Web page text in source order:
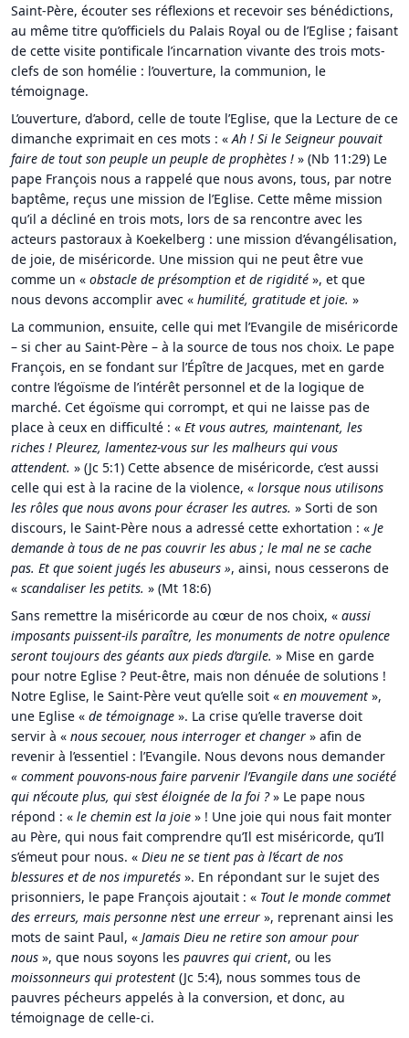
Saint-Père, écouter ses réflexions et recevoir ses bénédictions,
au même titre qu’officiels du Palais Royal ou de l’Eglise ; faisant
de cette visite pontificale l’incarnation vivante des trois mots-
clefs de son homélie : l’ouverture, la communion, le
témoignage.
L’ouverture, d’abord, celle de toute l’Eglise, que la Lecture de ce
dimanche exprimait en ces mots : «Ah ! Si le Seigneur pouvait
faire de tout son peuple un peuple de prophètes ! » (Nb 11:29) Le
pape François nous a rappelé que nous avons, tous, par notre
baptême, reçus une mission de l’Eglise. Cette même mission
qu’il a décliné en trois mots, lors de sa rencontre avec les
acteurs pastoraux à Koekelberg : une mission d’évangélisation,
de joie, de miséricorde. Une mission qui ne peut être vue
comme un « obstacle de présomption et de rigidité », et que
nous devons accomplir avec « humilité, gratitude et joie. »
La communion, ensuite, celle qui met l’Evangile de miséricorde
– si cher au Saint-Père – à la source de tous nos choix. Le pape
François, en se fondant sur l’Épître de Jacques, met en garde
contre l’égoïsme de l’intérêt personnel et de la logique de
marché. Cet égoïsme qui corrompt, et qui ne laisse pas de
place à ceux en difficulté : « Et vous autres, maintenant, les
riches ! Pleurez, lamentez-vous sur les malheurs qui vous
attendent. » (Jc 5:1) Cette absence de miséricorde, c’est aussi
celle qui est à la racine de la violence, « lorsque nous utilisons
les rôles que nous avons pour écraser les autres. » Sorti de son
discours, le Saint-Père nous a adressé cette exhortation : « Je
demande à tous de ne pas couvrir les abus ; le mal ne se cache
pas. Et que soient jugés les abuseurs », ainsi, nous cesserons de
« scandaliser les petits. » (Mt 18:6)
Sans remettre la miséricorde au cœur de nos choix, « aussi
imposants puissent-ils paraître, les monuments de notre opulence
seront toujours des géants aux pieds d’argile. » Mise en garde
pour notre Eglise ? Peut-être, mais non dénuée de solutions !
Notre Eglise, le Saint-Père veut qu’elle soit « en mouvement »,
une Eglise « de témoignage ». La crise qu’elle traverse doit
servir à « nous secouer, nous interroger et changer » afin de
revenir à l’essentiel : l’Evangile. Nous devons nous demander
« comment pouvons-nous faire parvenir l’Evangile dans une société
qui n’écoute plus, qui s’est éloignée de la foi ?» Le pape nous
répond : « le chemin est la joie » ! Une joie qui nous fait monter
au Père, qui nous fait comprendre qu’Il est miséricorde, qu’Il
s’émeut pour nous. « Dieu ne se tient pas à l’écart de nos
blessures et de nos impuretés ». En répondant sur le sujet des
prisonniers, le pape François ajoutait : « Tout le monde commet
des erreurs, mais personne n’est une erreur », reprenant ainsi les
mots de saint Paul, « Jamais Dieu ne retire son amour pour
nous », que nous soyons les pauvres qui crient, ou les
moissonneurs qui protestent (Jc 5:4), nous sommes tous de
pauvres pécheurs appelés à la conversion, et donc, au
témoignage de celle-ci.